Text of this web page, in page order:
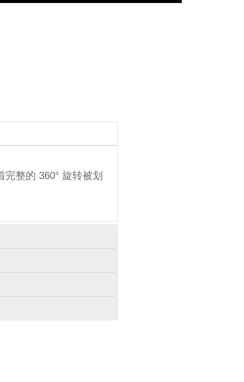
整的 360° 旋转被划
，当电源断开时该系
满足扭矩传感需求。请